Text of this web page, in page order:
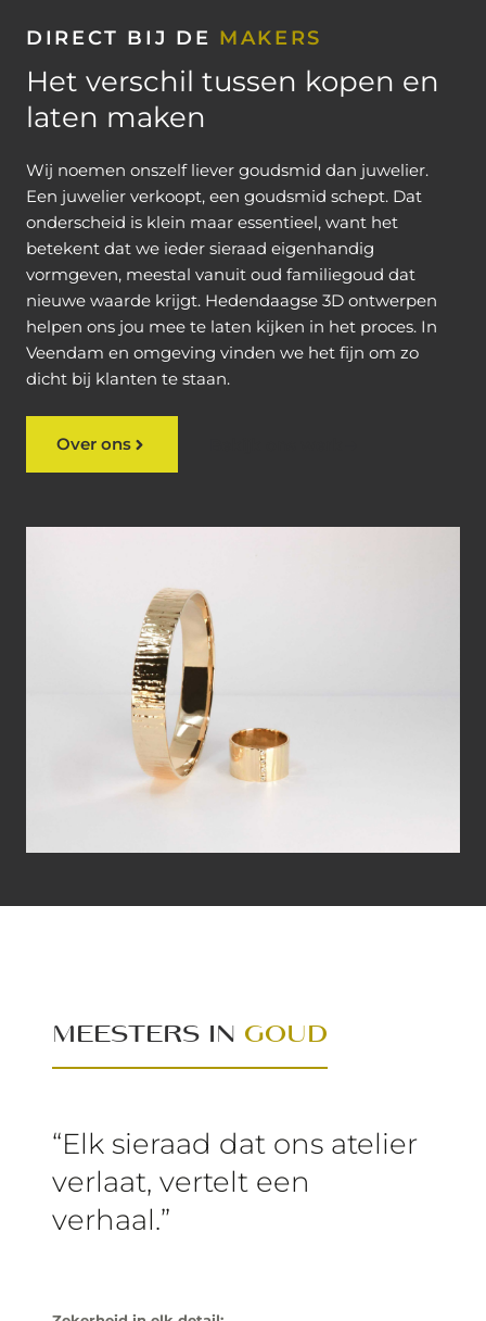
DIRECT BIJ DE MAKERS
Het verschil tussen kopen en
laten maken
Wij noemen onszelf liever goudsmid dan juwelier.
Een juwelier verkoopt, een goudsmid schept. Dat
onderscheid is klein maar essentieel, want het
betekent dat we ieder sieraad eigenhandig
vormgeven, meestal vanuit oud familiegoud dat
nieuwe waarde krijgt. Hedendaagse 3D ontwerpen
helpen ons jou mee te laten kijken in het proces. In
Veendam en omgeving vinden we het fijn om zo
dicht bij klanten te staan.
Over ons
MEESTERS IN GOUD
“Elk sieraad dat ons atelier
verlaat, vertelt een
verhaal.”